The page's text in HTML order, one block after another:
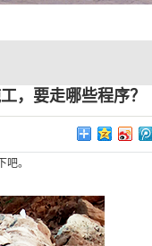
，要走哪些程序？
。